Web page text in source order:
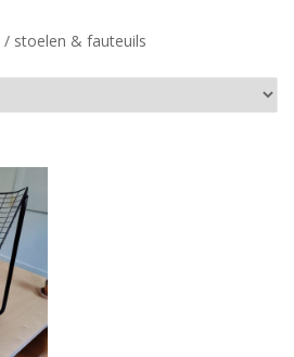
/ stoelen & fauteuils